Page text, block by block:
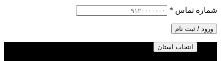
شماره تماس *
ورود / ثبت نام
انتخاب استان